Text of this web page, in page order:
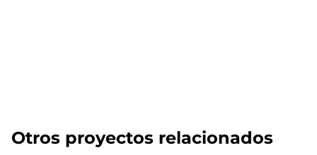
Otros proyectos relacionados